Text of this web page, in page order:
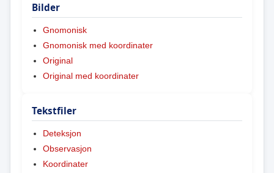
Bilder
Gnomonisk
Gnomonisk med koordinater
Original
Original med koordinater
Tekstfiler
Deteksjon
Observasjon
Koordinater